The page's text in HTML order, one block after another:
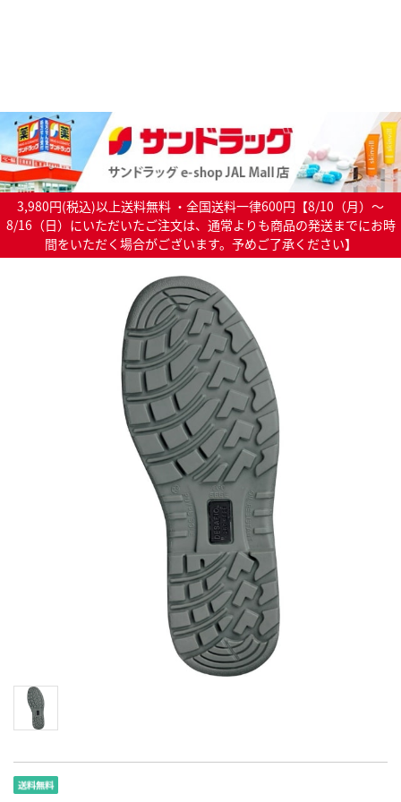
3,980円(税込)以上送料無料 ・全国送料一律600円【8/10（月）～
8/16（日）にいただいたご注文は、通常よりも商品の発送までにお時
間をいただく場合がございます。予めご了承ください】